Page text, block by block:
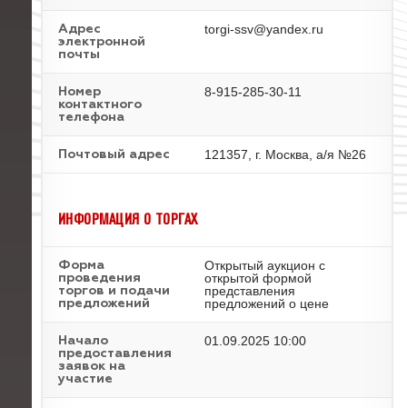
Адрес
электронной
почты
torgi-ssv@yandex.ru
Номер
контактного
телефона
8-915-285-30-11
Почтовый адрес 121357, г. Москва, а/я №26
ИНФОРМАЦИЯ О ТОРГАХ
Форма
проведения
торгов и подачи
предложений
Открытый аукцион с
открытой формой
представления
предложений о цене
Начало
предоставления
заявок на
участие
01.09.2025 10:00